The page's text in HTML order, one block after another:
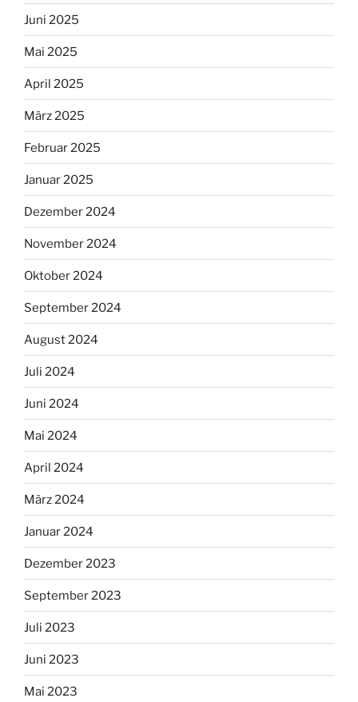
Juni 2025
Mai 2025
April 2025
März 2025
Februar 2025
Januar 2025
Dezember 2024
November 2024
Oktober 2024
September 2024
August 2024
Juli 2024
Juni 2024
Mai 2024
April 2024
März 2024
Januar 2024
Dezember 2023
September 2023
Juli 2023
Juni 2023
Mai 2023